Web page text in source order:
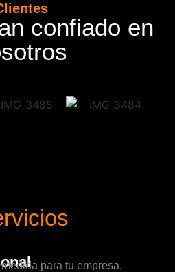
confiado en
para tu empresa.